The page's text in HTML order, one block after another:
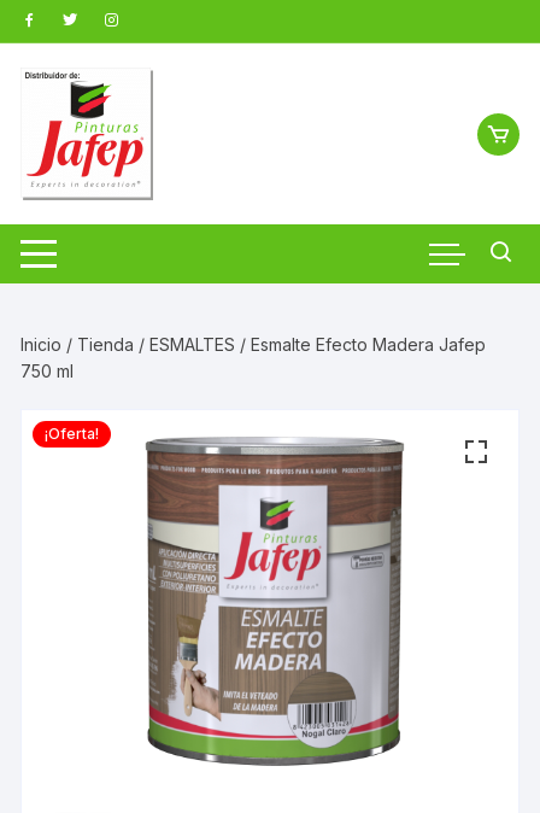
Saltar
al
contenido
Inicio / Tienda /ESMALTES / Esmalte Efecto Madera Jafep
750 ml
¡Oferta!